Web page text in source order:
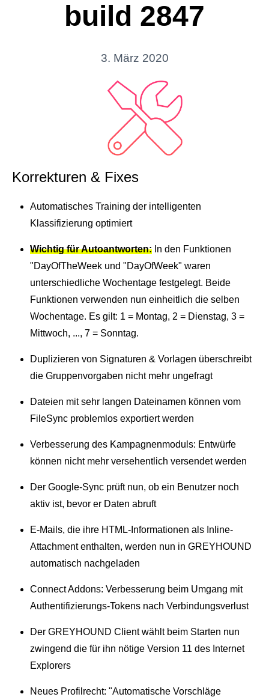
E‑Rechnungspflicht 2025
automatisiert, rechtssicher.
Dein Eigenbetrieb, überwacht durch uns
Casestudies
Support Hub
Support & Service
Changelog
Entwicklungsressourcen
Status
build 2847
3. März 2020
Korrekturen & Fixes
Automatisches Training der intelligenten
Klassifizierung optimiert
Wichtig für Autoantworten: In den Funktionen
"DayOfTheWeek und "DayOfWeek" waren
unterschiedliche Wochentage festgelegt. Beide
Funktionen verwenden nun einheitlich die selben
Wochentage. Es gilt: 1 = Montag, 2 = Dienstag, 3 =
Mittwoch, ..., 7 = Sonntag.
Duplizieren von Signaturen & Vorlagen überschreibt
die Gruppenvorgaben nicht mehr ungefragt
Dateien mit sehr langen Dateinamen können vom
FileSync problemlos exportiert werden
Verbesserung des Kampagnenmoduls: Entwürfe
können nicht mehr versehentlich versendet werden
Der Google-Sync prüft nun, ob ein Benutzer noch
aktiv ist, bevor er Daten abruft
E-Mails, die ihre HTML-Informationen als Inline-
Attachment enthalten, werden nun in GREYHOUND
automatisch nachgeladen
Connect Addons: Verbesserung beim Umgang mit
Authentifizierungs-Tokens nach Verbindungsverlust
Der GREYHOUND Client wählt beim Starten nun
zwingend die für ihn nötige Version 11 des Internet
Explorers
Neues Profilrecht: "Automatische Vorschläge